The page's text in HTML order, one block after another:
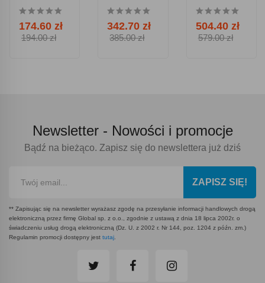
Tiguar 5 Kg
Pu
174.60 zł
194.00 zł
Tiguar 10 Kg
Pu
342.70 zł
385.00 zł
Tiguar 15 Kg
Pu
504.40 zł
579.00 zł
Newsletter - Nowości i promocje
Bądź na bieżąco. Zapisz się do newslettera już dziś
ZAPISZ SIĘ!
** Zapisując się na newsletter wyrażasz zgodę na przesyłanie informacji handlowych drogą
elektroniczną przez firmę Global sp. z o.o., zgodnie z ustawą z dnia 18 lipca 2002r. o
świadczeniu usług drogą elektroniczną (Dz. U. z 2002 r. Nr 144, poz. 1204 z późn. zm.)
Regulamin promocji dostępny jest tutaj